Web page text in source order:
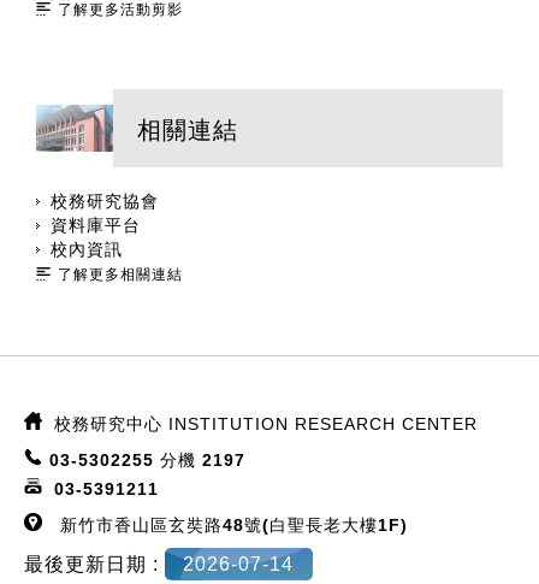
了解更多活動剪影
相關連結
校務研究協會
資料庫平台
校內資訊
了解更多相關連結
校務研究中心 INSTITUTION RESEARCH CENTER
03-5302255 分機 2197
03-5391211
新竹市香山區玄奘路48號(白聖長老大樓1F)
最後更新日期 : 2026-07-14